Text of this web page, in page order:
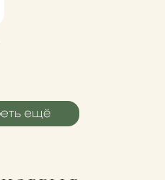
цен: 1000 ₽ – 18900 ₽
ещё